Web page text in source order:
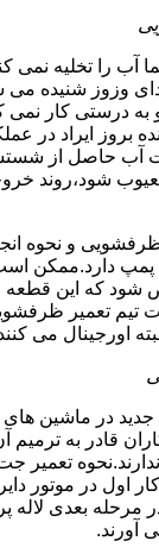
را تخلیه نمی
وزوز شنیده می
به درستی کار نمی
بروز ایراد در
آب حاصل از
شود،روند
و نحوه
دارد.ممکن
که این قطعه از
تیم تعمیر
اورجینال می
در ماشین
قادر به
اول در موتور
بعدی لاله
آورند.